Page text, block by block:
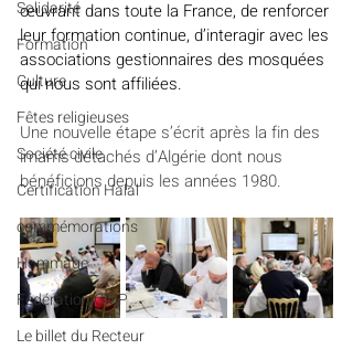
Solidarité
Formation
Culture
Fêtes religieuses
Société civile
Certification Halal
commémorations
Hommage
Fédération GMP
Le billet du Recteur
œuvrant dans toute la France, de renforcer
leur formation continue, d’interagir avec les
associations gestionnaires des mosquées
qui nous sont affiliées.
Une nouvelle étape s’écrit après la fin des
imams détachés d’Algérie dont nous
bénéficions depuis les années 1980.